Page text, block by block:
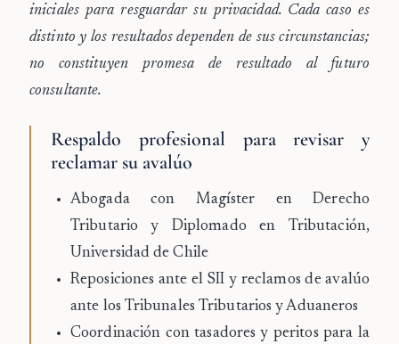
iniciales para resguardar su privacidad. Cada caso es
distinto y los resultados dependen de sus circunstancias;
no constituyen promesa de resultado al futuro
consultante.
Respaldo profesional para revisar y
reclamar su avalúo
Abogada con Magíster en Derecho
Tributario y Diplomado en Tributación,
Universidad de Chile
Reposiciones ante el SII y reclamos de avalúo
ante los Tribunales Tributarios y Aduaneros
Coordinación con tasadores y peritos para la